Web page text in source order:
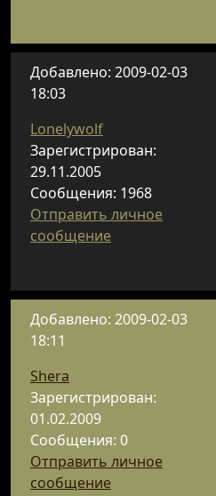
Добавлено: 2009-02-03
18:03
Lonelywolf
Зарегистрирован:
29.11.2005
Сообщения: 1968
Отправить личное
сообщение
Добавлено: 2009-02-03
18:11
Shera
Зарегистрирован:
01.02.2009
Сообщения: 0
Отправить личное
сообщение